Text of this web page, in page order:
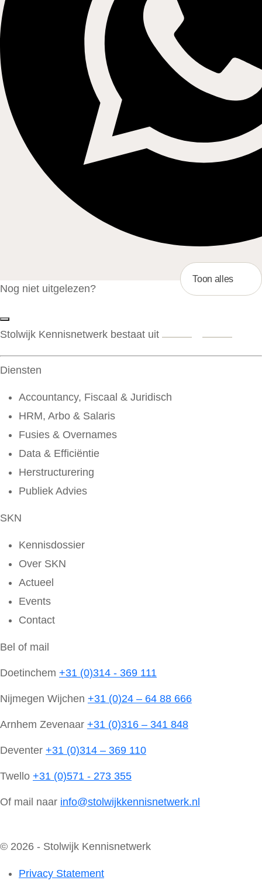
Nog niet uitgelezen?
Toon alles
Stolwijk Kennisnetwerk bestaat uit
Diensten
Accountancy, Fiscaal & Juridisch
HRM, Arbo & Salaris
Fusies & Overnames
Data & Efficiëntie
Herstructurering
Publiek Advies
SKN
Kennisdossier
Over SKN
Actueel
Events
Contact
Bel of mail
Doetinchem +31 (0)314 - 369 111
Nijmegen Wijchen +31 (0)24 – 64 88 666
Arnhem Zevenaar +31 (0)316 – 341 848
Deventer +31 (0)314 – 369 110
Twello +31 (0)571 - 273 355
Of mail naar info@stolwijkkennisnetwerk.nl
© 2026 - Stolwijk Kennisnetwerk
Privacy Statement